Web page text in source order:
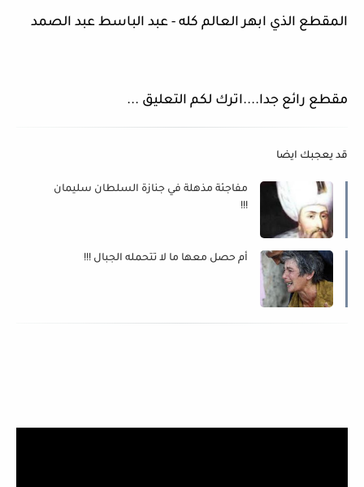
المقطع الذي ابهر العالم كله - عبد الباسط عبد الصمد
مقطع رائع جدا....اترك لكم التعليق ...
قد يعجبك ايضا
مفاجئة مذهلة في جنازة السلطان سليمان
!!!
أم حصل معها ما لا تتحمله الجبال !!!